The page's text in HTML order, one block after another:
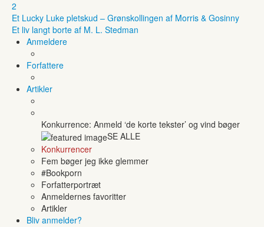
2
Et Lucky Luke pletskud – Grønskollingen af Morris & Gosinny
Et liv langt borte af M. L. Stedman
Anmeldere
Forfattere
Artikler
Konkurrence: Anmeld ‘de korte tekster’ og vind bøger
SE ALLE
Konkurrencer
Fem bøger jeg ikke glemmer
#Bookporn
Forfatterportræt
Anmeldernes favoritter
Artikler
Bliv anmelder?